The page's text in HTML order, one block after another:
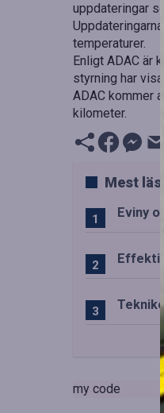
uppdateringar
temperaturer.
Enligt ADAC är
styrning har
ADAC kommer
kilometer.
Mest
Eviny
my code